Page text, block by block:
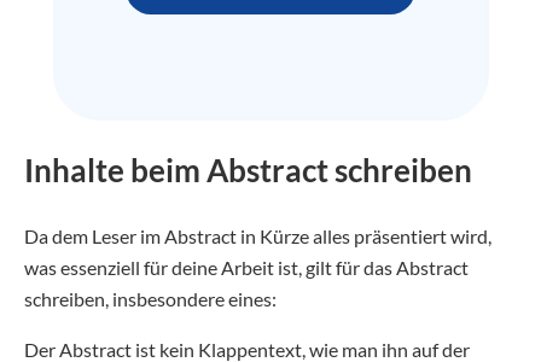
Inhalte beim Abstract schreiben
Da dem Leser im Abstract in Kürze alles präsentiert wird,
was essenziell für deine Arbeit ist, gilt für das Abstract
schreiben, insbesondere eines:
Der Abstract ist kein Klappentext, wie man ihn auf der